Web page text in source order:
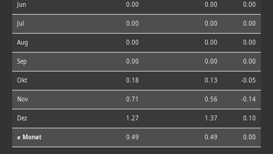
Jun 0.00 0.00 0.00
Jul 0.00 0.00 0.00
Aug 0.00 0.00 0.00
Sep 0.00 0.00 0.00
Okt 0.18 0.13 -0.05
Nov 0.71 0.56 -0.14
Dez 1.27 1.37 0.10
⌀ Monat 0.49 0.49 0.00